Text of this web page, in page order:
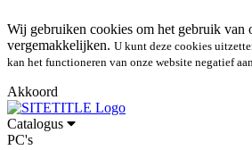
Wij gebruiken cookies om het gebruik van
vergemakkelijken. U kunt deze cookies
kan het functioneren van onze website negatief
Akkoord
Catalogus
PC's